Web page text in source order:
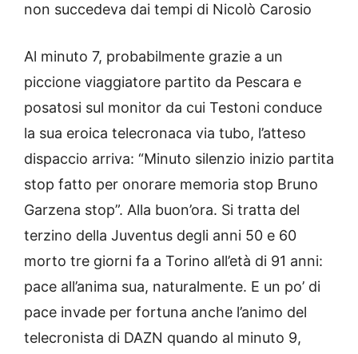
non succedeva dai tempi di Nicolò Carosio
Al minuto 7, probabilmente grazie a un
piccione viaggiatore partito da Pescara e
posatosi sul monitor da cui Testoni conduce
la sua eroica telecronaca via tubo, l’atteso
dispaccio arriva: “Minuto silenzio inizio partita
stop fatto per onorare memoria stop Bruno
Garzena stop”. Alla buon’ora. Si tratta del
terzino della Juventus degli anni 50 e 60
morto tre giorni fa a Torino all’età di 91 anni:
pace all’anima sua, naturalmente. E un po’ di
pace invade per fortuna anche l’animo del
telecronista di DAZN quando al minuto 9,